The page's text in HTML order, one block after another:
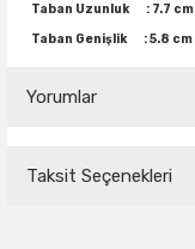
Taban Uzunluk : 7.7 cm
Taban Genişlik : 5.8 cm
Yorumlar
Taksit Seçenekleri